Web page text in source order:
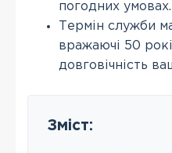
погодних умовах.
Термін служби
вражаючі 50
довговічність
Зміст: